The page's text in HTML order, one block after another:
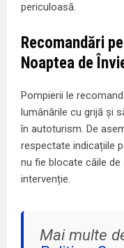
periculoasă.
Recomandări
Noaptea de
Pompierii le
lumânările cu grijă și
în autoturism. De
respectate indicațiile
nu fie blocate căile
intervenție.
Mai multe